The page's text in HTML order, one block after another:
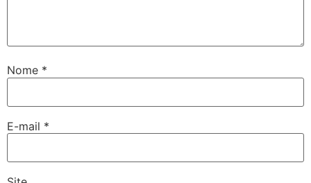
Nome *
E-mail *